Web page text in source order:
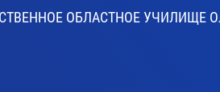
ОБЛАСТНОЕ УЧИЛИЩЕ